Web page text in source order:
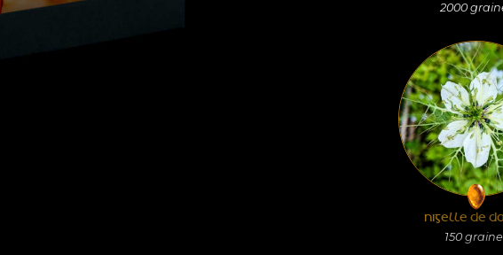
2000
NIGELLE DE
150